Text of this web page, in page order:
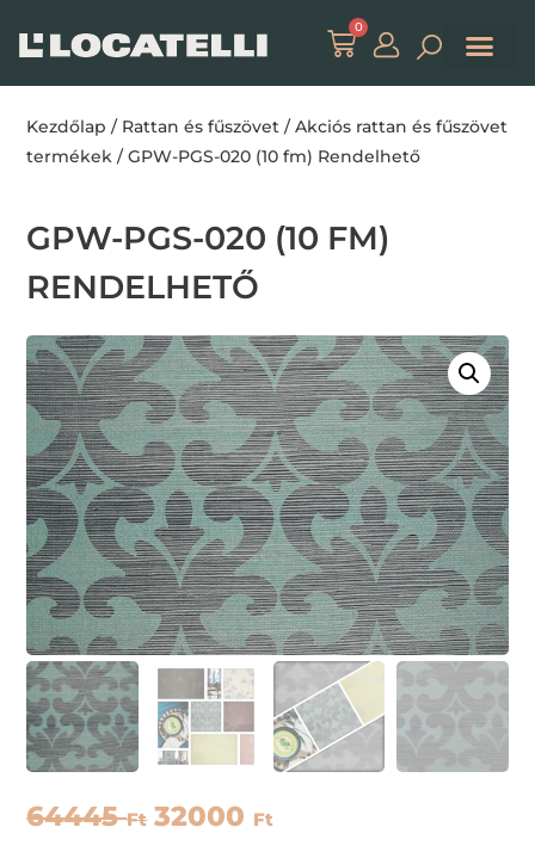
0
Kezdőlap / Rattan és fűszövet /Akciós rattan és fűszövet
termékek / GPW-PGS-020 (10 fm) Rendelhető
GPW-PGS-020 (10 FM)
RENDELHETŐ
64445Ft 32000 Ft